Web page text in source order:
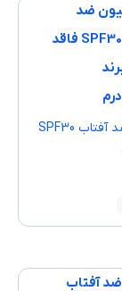
لوسيون ضد آفتاب SPF30